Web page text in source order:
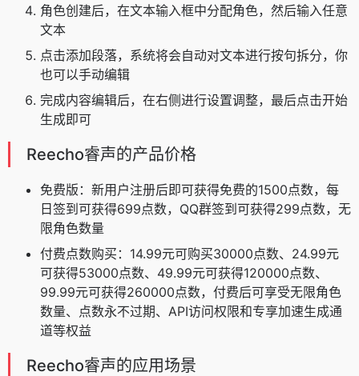
角色创建后，在文本输入框中分配角色，然后输入任意
文本
点击添加段落，系统将会自动对文本进行按句拆分，你
也可以手动编辑
完成内容编辑后，在右侧进行设置调整，最后点击开始
生成即可
Reecho睿声的产品价格
免费版：新用户注册后即可获得免费的1500点数，每
日签到可获得699点数，QQ群签到可获得299点数，无
限角色数量
付费点数购买：14.99元可购买30000点数、24.99元
可获得53000点数、49.99元可获得120000点数、
99.99元可获得260000点数，付费后可享受无限角色
数量、点数永不过期、API访问权限和专享加速生成通
道等权益
Reecho睿声的应用场景